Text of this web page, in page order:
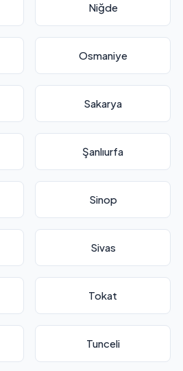
Niğde
Osmaniye
Sakarya
Şanlıurfa
Sinop
Sivas
Tokat
Tunceli